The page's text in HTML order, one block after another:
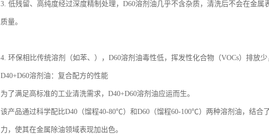
3. 低残留、高纯度经过深度精制处理，D60溶剂油几乎不含杂质，清洗后不会在金
质量。
4. 环保相比传统溶剂（如苯、），D60溶剂油毒性低，挥发性化合物（VOCs）排放少
D40+D60溶剂油：复合配方的性能
为了满足高标准的工业清洗需求，D40+D60溶剂油应运而生。
该产品通过科学配比D40（馏程40-80℃）和D60（馏程60-100℃）两种溶剂油，结合
力，使其在金属除油领域表现加出色。